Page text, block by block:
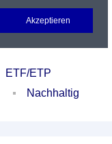
Login
ETF/ETP
Nachhaltig
Akzeptieren